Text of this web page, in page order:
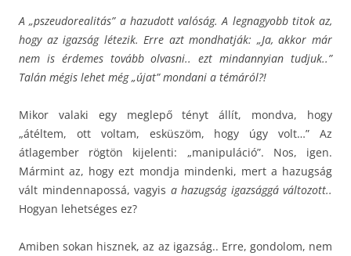
A „pszeudorealitás” a hazudott valóság. A legnagyobb titok az,
hogy az igazság létezik. Erre azt mondhatják: „Ja, akkor már
nem is érdemes tovább olvasni.. ezt mindannyian tudjuk..”
Talán mégis lehet még „újat” mondani a témáról?!
Mikor valaki egy meglepő tényt állít, mondva, hogy
„átéltem, ott voltam, esküszöm, hogy úgy volt…” Az
átlagember rögtön kijelenti: „manipuláció”. Nos, igen.
Mármint az, hogy ezt mondja mindenki, mert a hazugság
vált mindennapossá, vagyis a hazugság igazsággá változott..
Hogyan lehetséges ez?
Amiben sokan hisznek, az az igazság.. Erre, gondolom, nem